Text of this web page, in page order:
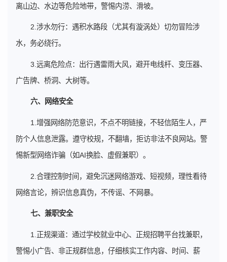
离山边、水边等危险地带，警惕内涝、滑坡。
2.涉水勿行：遇积水路段（尤其有漩涡处）切勿冒险涉
水，务必绕行。
3.远离危险点：出行遇雷雨大风，避开电线杆、变压器、
广告牌、桥洞、大树等。
六、网络安全
1.增强网络防范意识，不点不明链接，不轻信陌生人，严
防个人信息泄露。遵守校规，不翻墙，拒访非法不良网站。警
惕新型网络诈骗（如AI换脸、虚假兼职）。
2.合理控制时间，避免沉迷网络游戏、短视频，理性看待
网络言论，辨识信息真伪，不传谣、不网暴。
七、兼职安全
1.正规渠道：通过学校就业中心、正规招聘平台找兼职，
警惕小广告、非正规群信息，仔细核实工作内容、时间、薪